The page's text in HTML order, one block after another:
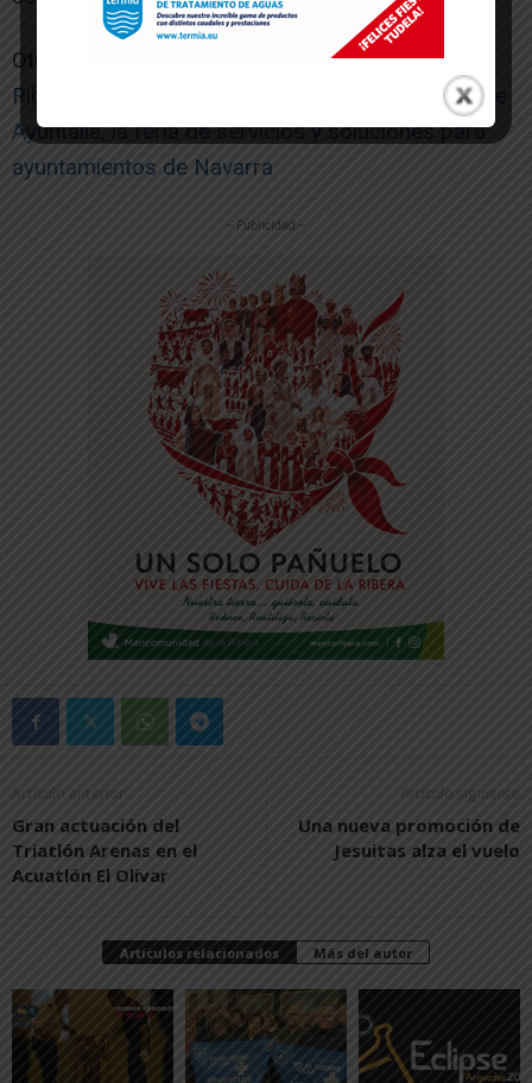
Otras noticias de interés:
Ribaforada acogerá en septiembre la II edición de
Ayuntalia, la feria de servicios y soluciones para
ayuntamientos de Navarra
-- Publicidad --
Artículo anterior
Gran actuación del
Triatlón Arenas en el
Acuatlón El Olivar
Artículo siguiente
Una nueva promoción de
Jesuitas alza el vuelo
Artículos relacionados Más del autor